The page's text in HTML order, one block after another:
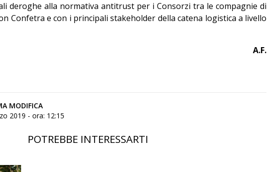
deroghe alla normativa antitrust per i Consorzi tra le compagnie di
Confetra e con i principali stakeholder della catena logistica a livello
A.F.
MODIFICA
2019 - ora: 12:15
POTREBBE INTERESSARTI